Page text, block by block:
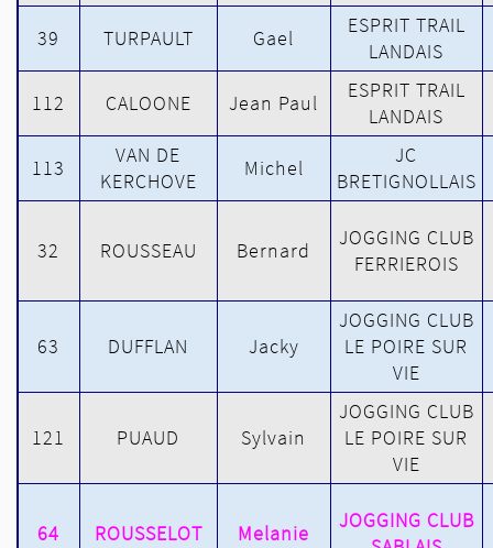
39 TURPAULT Gael
ESPRIT TRAIL
LANDAIS
112 CALOONE Jean Paul
ESPRIT TRAIL
LANDAIS
113
VAN DE
KERCHOVE
Michel
JC
BRETIGNOLLAIS
32 ROUSSEAU Bernard
JOGGING CLUB
FERRIEROIS
63 DUFFLAN Jacky
JOGGING CLUB
LE POIRE SUR
VIE
121 PUAUD Sylvain
JOGGING CLUB
LE POIRE SUR
VIE
64 ROUSSELOT Melanie
JOGGING CLUB